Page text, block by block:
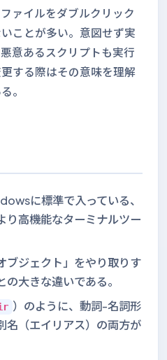
ァイルをダブルクリック
ことが多い。意図せず実
意あるスクリプトも実行
する際はその意味を理解
。
に標準で入っている、
り高機能なターミナルツー
ブジェクト」をやり取りす
大きな違いである。
）のように、動詞-名詞形
名（エイリアス）の両方が